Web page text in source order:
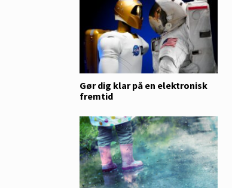
Gør dig klar på en elektronisk
fremtid